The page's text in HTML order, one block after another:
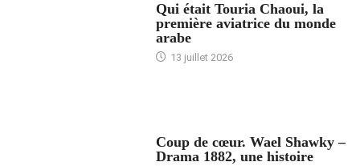
Qui était Touria Chaoui, la
première aviatrice du monde
arabe
13 juillet 2026
Coup de cœur. Wael Shawky –
Drama 1882, une histoire